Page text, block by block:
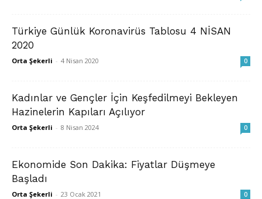
Türkiye Günlük Koronavirüs Tablosu 4 NİSAN
2020
Orta Şekerli - 4 Nisan 2020 0
Kadınlar ve Gençler İçin Keşfedilmeyi Bekleyen
Hazinelerin Kapıları Açılıyor
Orta Şekerli - 8 Nisan 2024 0
Ekonomide Son Dakika: Fiyatlar Düşmeye
Başladı
Orta Şekerli - 23 Ocak 2021 0